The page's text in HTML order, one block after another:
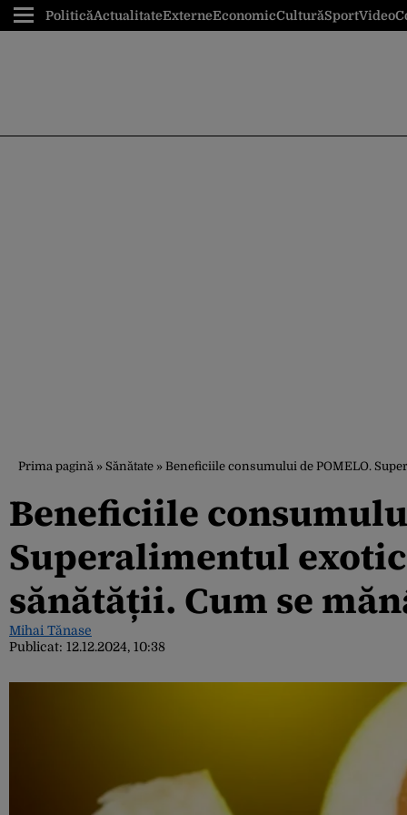
PoliticăActualitateExterneEconomicCulturăSportVideo
Prima pagină » Sănătate » Beneficiile consumului de POMELO.
Beneficiile
Superalimentul
sănătății. Cum se
Mihai Tănase
Publicat: 12.12.2024, 10:38